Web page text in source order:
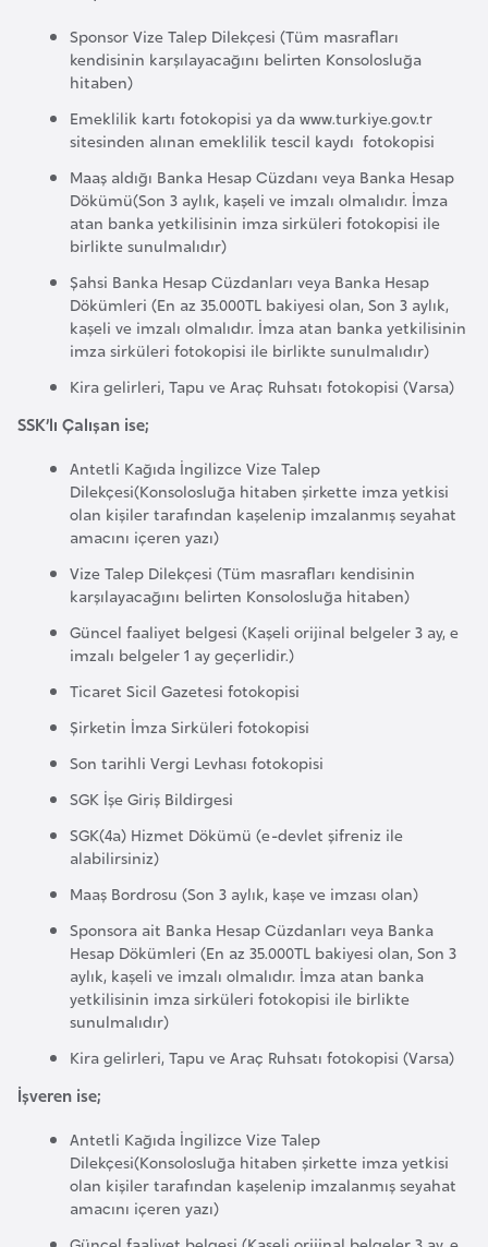
Sponsor Vize Talep Dilekçesi (Tüm masrafları
kendisinin karşılayacağını belirten Konsolosluğa
hitaben)
Emeklilik kartı fotokopisi ya da www.turkiye.gov.tr
sitesinden alınan emeklilik tescil kaydı fotokopisi
Maaş aldığı Banka Hesap Cüzdanı veya Banka Hesap
Dökümü(Son 3 aylık, kaşeli ve imzalı olmalıdır. İmza
atan banka yetkilisinin imza sirküleri fotokopisi ile
birlikte sunulmalıdır)
Şahsi Banka Hesap Cüzdanları veya Banka Hesap
Dökümleri (En az 35.000TL bakiyesi olan, Son 3 aylık,
kaşeli ve imzalı olmalıdır. İmza atan banka yetkilisinin
imza sirküleri fotokopisi ile birlikte sunulmalıdır)
Kira gelirleri, Tapu ve Araç Ruhsatı fotokopisi (Varsa)
SSK’lı Çalışan ise;
Antetli Kağıda İngilizce Vize Talep
Dilekçesi(Konsolosluğa hitaben şirkette imza yetkisi
olan kişiler tarafından kaşelenip imzalanmış seyahat
amacını içeren yazı)
Vize Talep Dilekçesi (Tüm masrafları kendisinin
karşılayacağını belirten Konsolosluğa hitaben)
Güncel faaliyet belgesi (Kaşeli orijinal belgeler 3 ay, e
imzalı belgeler 1 ay geçerlidir.)
Ticaret Sicil Gazetesi fotokopisi
Şirketin İmza Sirküleri fotokopisi
Son tarihli Vergi Levhası fotokopisi
SGK İşe Giriş Bildirgesi
SGK(4a) Hizmet Dökümü (e-devlet şifreniz ile
alabilirsiniz)
Maaş Bordrosu (Son 3 aylık, kaşe ve imzası olan)
Sponsora ait Banka Hesap Cüzdanları veya Banka
Hesap Dökümleri (En az 35.000TL bakiyesi olan, Son 3
aylık, kaşeli ve imzalı olmalıdır. İmza atan banka
yetkilisinin imza sirküleri fotokopisi ile birlikte
sunulmalıdır)
Kira gelirleri, Tapu ve Araç Ruhsatı fotokopisi (Varsa)
İşveren ise;
Antetli Kağıda İngilizce Vize Talep
Dilekçesi(Konsolosluğa hitaben şirkette imza yetkisi
olan kişiler tarafından kaşelenip imzalanmış seyahat
amacını içeren yazı)
a
m
n